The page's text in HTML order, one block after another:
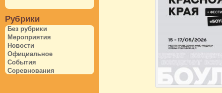
Рубрики
Без рубрики
Мероприятия
Новости
Официальное
События
Соревнования